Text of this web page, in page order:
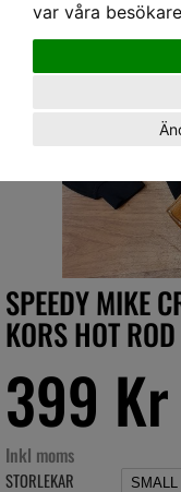
var våra
SPEEDY MIKE
KORS HOT
399 Kr
Inkl moms
STORLEKAR